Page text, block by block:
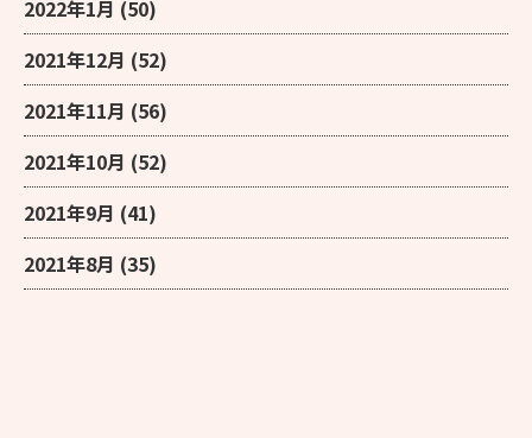
2022年1月 (50)
2021年12月 (52)
2021年11月 (56)
2021年10月 (52)
2021年9月 (41)
2021年8月 (35)